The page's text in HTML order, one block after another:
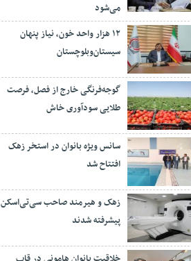
می‌شود
۱۲ هزار واحد خون، نیاز پنهان
سیستان‌وبلوچستان
گوجه‌فرنگی خارج از فصل، فرصت
طلایی سودآوری خاش
سانس ویژه بانوان در استخر زهک
افتتاح شد
زهک و هیرمند صاحب سی‌تی‌اسکن
پیشرفته شدند